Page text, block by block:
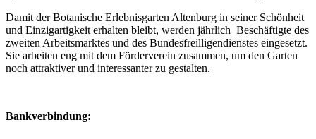
Damit der Botanische Erlebnisgarten Altenburg in seiner Schönheit
und Einzigartigkeit erhalten bleibt, werden jährlich Beschäftigte des
zweiten Arbeitsmarktes und des Bundesfreilligendienstes eingesetzt.
Sie arbeiten eng mit dem Förderverein zusammen, um den Garten
noch attraktiver und interessanter zu gestalten.
Bankverbindung: